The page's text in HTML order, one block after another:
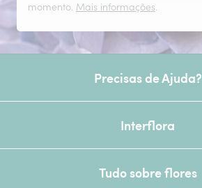
momento. Mais informações.
Precisas de Ajuda?
Interflora
Tudo sobre flores